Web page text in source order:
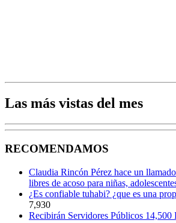
Las más vistas del mes
RECOMENDAMOS
Claudia Rincón Pérez hace un
libres de acoso para niñas,
¿Es confiable tuhabi? ¿que es una
7,930
Recibirán Servidores Públicos 14,500